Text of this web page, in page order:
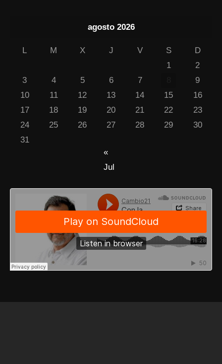
agosto 2026
L M X J V S
D
1
2
3
4 5 6 7
9
10
11 12 13 14 15
16
17
18 19 20 21 22
23
24
25 26 27 28 29
30
31
«
Jul